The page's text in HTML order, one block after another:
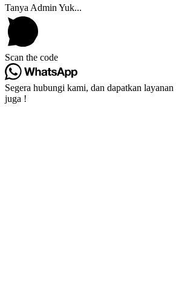
Tanya Admin Yuk...
Scan the code
Segera hubungi kami, dan dapatkan
juga !